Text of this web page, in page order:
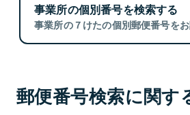
事業所の個別番号を検索する
事業所の７けたの個別郵便番号をお
郵便番号検索に関す